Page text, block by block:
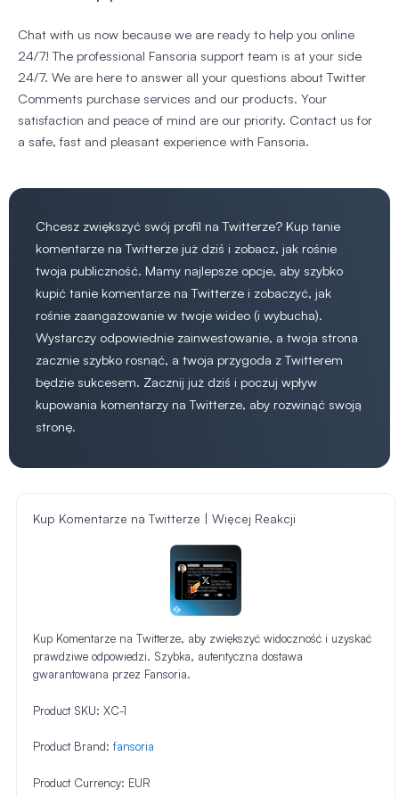
Chat with us now because we are ready to help you online
24/7! The professional Fansoria support team is at your side
24/7. We are here to answer all your questions about Twitter
Comments purchase services and our products. Your
satisfaction and peace of mind are our priority. Contact us for
a safe, fast and pleasant experience with Fansoria.
Chcesz zwiększyć swój profil na Twitterze? Kup tanie
komentarze na Twitterze już dziś i zobacz, jak rośnie
twoja publiczność. Mamy najlepsze opcje, aby szybko
kupić tanie komentarze na Twitterze i zobaczyć, jak
rośnie zaangażowanie w twoje wideo (i wybucha).
Wystarczy odpowiednie zainwestowanie, a twoja strona
zacznie szybko rosnąć, a twoja przygoda z Twitterem
będzie sukcesem. Zacznij już dziś i poczuj wpływ
kupowania komentarzy na Twitterze, aby rozwinąć swoją
stronę.
Kup Komentarze na Twitterze | Więcej Reakcji
Kup Komentarze na Twitterze, aby zwiększyć widoczność i uzyskać
prawdziwe odpowiedzi. Szybka, autentyczna dostawa
gwarantowana przez Fansoria.
Product SKU: XC-1
Product Brand: fansoria
Product Currency: EUR